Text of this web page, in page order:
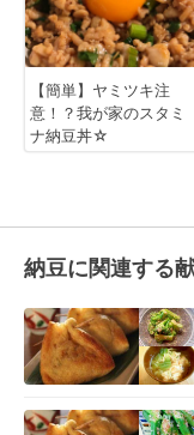
【簡単】ヤミツキ注
意！？我が家のスタミ
ナ納豆丼☆
納豆に関連する